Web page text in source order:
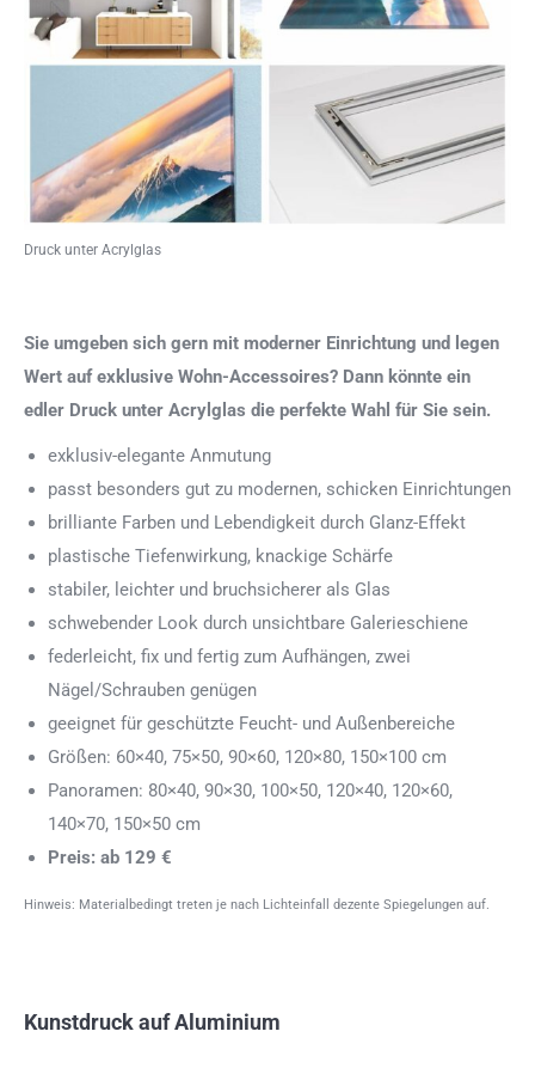
Druck unter Acrylglas
Sie umgeben sich gern mit moderner Einrichtung und legen
Wert auf exklusive Wohn-Accessoires? Dann könnte ein
edler Druck unter Acrylglas die perfekte Wahl für Sie sein.
exklusiv-elegante Anmutung
passt besonders gut zu modernen, schicken Einrichtungen
brilliante Farben und Lebendigkeit durch Glanz-Effekt
plastische Tiefenwirkung, knackige Schärfe
stabiler, leichter und bruchsicherer als Glas
schwebender Look durch unsichtbare Galerieschiene
federleicht, fix und fertig zum Aufhängen, zwei
Nägel/Schrauben genügen
geeignet für geschützte Feucht- und Außenbereiche
Größen: 60×40, 75×50, 90×60, 120×80, 150×100 cm
Panoramen: 80×40, 90×30, 100×50, 120×40, 120×60,
140×70, 150×50 cm
Preis: ab 129 €
Hinweis: Materialbedingt treten je nach Lichteinfall dezente Spiegelungen auf.
Kunstdruck auf Aluminium